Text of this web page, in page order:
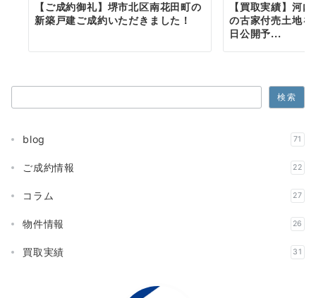
【ご成約御礼】堺市北区南花田町の
新築戸建ご成約いただきました！
【買取実績】河
の古家付売土地
日公開予...
検索
blog 71
ご成約情報 22
コラム 27
物件情報 26
買取実績 31